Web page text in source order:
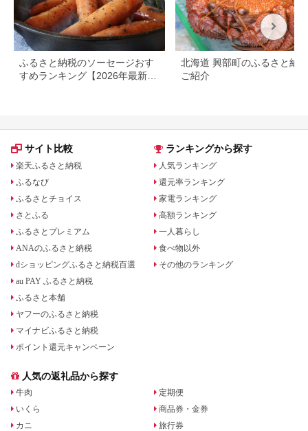
ふるさと納税のソーセージおす
すめランキング【2026年最新
北海道 興部町のふるさと納
ご紹介
サイト比較
楽天ふるさと納税
ふるなび
ふるさとチョイス
さとふる
ふるさとプレミアム
ANAのふるさと納税
dショッピングふるさと納税百選
au PAY ふるさと納税
ふるさと本舗
ヤフーのふるさと納税
マイナビふるさと納税
ポイント還元キャンペーン
ランキングから探す
人気ランキング
還元率ランキング
家電ランキング
高額ランキング
一人暮らし
食べ物以外
その他のランキング
人気の返礼品から探す
牛肉
いくら
カニ
定期便
商品券・金券
旅行券